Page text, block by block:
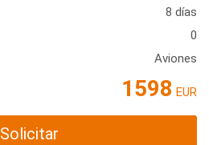
8 días
0
Aviones
1598 EUR
Solicitar